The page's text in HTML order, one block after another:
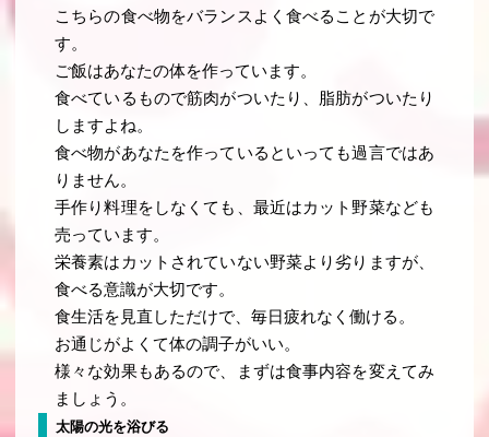
こちらの食べ物をバランスよく食べることが大切で
す。
ご飯はあなたの体を作っています。
食べているもので筋肉がついたり、脂肪がついたり
しますよね。
食べ物があなたを作っているといっても過言ではあ
りません。
手作り料理をしなくても、最近はカット野菜なども
売っています。
栄養素はカットされていない野菜より劣りますが、
食べる意識が大切です。
食生活を見直しただけで、毎日疲れなく働ける。
お通じがよくて体の調子がいい。
様々な効果もあるので、まずは食事内容を変えてみ
ましょう。
太陽の光を浴びる